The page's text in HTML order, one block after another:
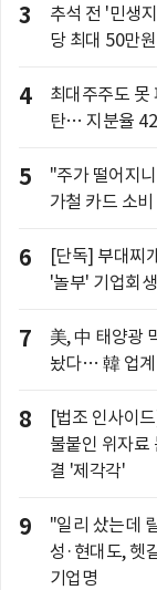
3
추석 전 '민생
당 최대 50만
4
최대주주도 못
탄… 지분율
5
"주가 떨어지
가철 카드 소
6
[단독] 부대찌
'놀부' 기업회
7
美, 中 태양광
놨다… 韓 업
8
[법조 인사이
불붙인 위자
결 '제각각'
9
"일리 샀는데
성·현대도, 헷
기업명